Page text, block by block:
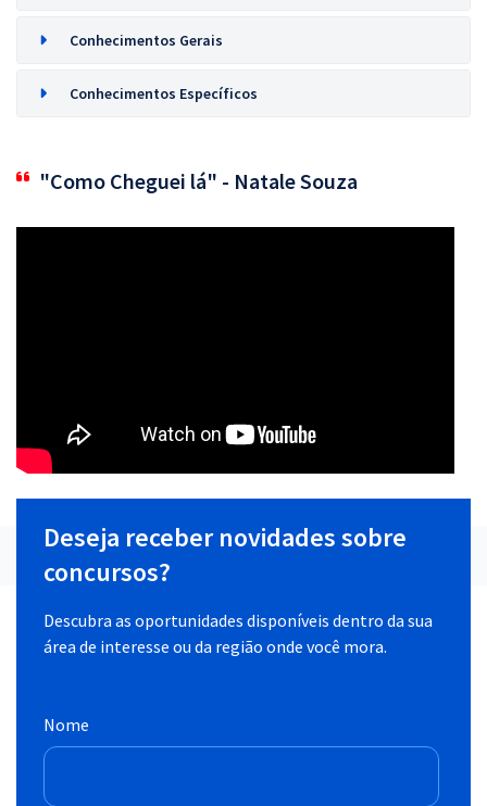
Conhecimentos Gerais
Conhecimentos Específicos
"Como Cheguei lá" - Natale Souza
Deseja receber novidades sobre
concursos?
Descubra as oportunidades disponíveis dentro da sua
área de interesse ou da região onde você mora.
Nome